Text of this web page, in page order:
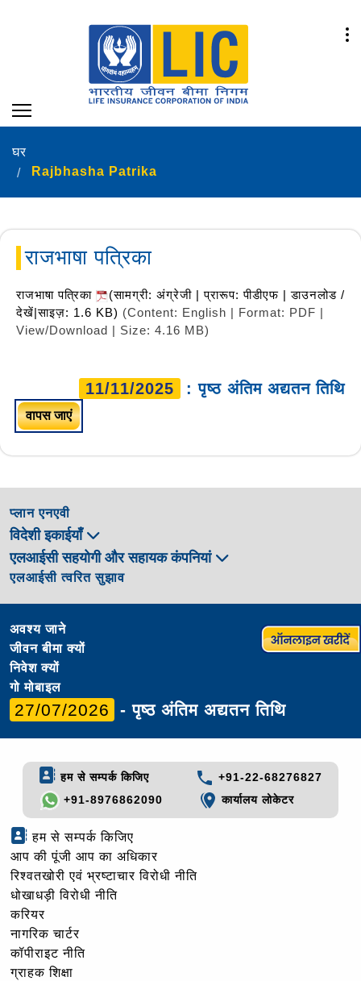
घर
Rajbhasha Patrika
राजभाषा पत्रिका
राजभाषा पत्रिका
(सामग्री: अंग्रेजी | प्रारूप: पीडीएफ | डाउनलोड /
देखें|साइज़: 1.6 KB) (Content: English | Format: PDF |
View/Download | Size: 4.16 MB)
11/11/2025 : पृष्ठ अंतिम अद्यतन तिथि
वापस जाएं
प्लान एनएवी
विदेशी इकाईयाँ
एलआईसी सहयोगी और सहायक कंपनियां
एलआईसी त्वरित सुझाव
अवश्य जाने
जीवन बीमा क्यों
निवेश क्यों
गो मोबाइल
27/07/2026 - पृष्ठ अंतिम अद्यतन तिथि
हम से सम्पर्क किजिए
+91-22-68276827
+91-8976862090
कार्यालय लोकेटर
हम से सम्पर्क किजिए
आप की पूंजी आप का अधिकार
रिश्वतखोरी एवं भ्रष्टाचार विरोधी नीति
धोखाधड़ी विरोधी नीति
करियर
नागरिक चार्टर
कॉपीराइट नीति
ग्राहक शिक्षा